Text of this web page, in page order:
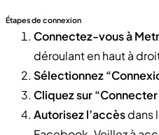
Étapes de connexion
Connectez-vous à
déroulant en haut à
Sélectionnez
Cliquez sur
Autorisez l’accèsdans